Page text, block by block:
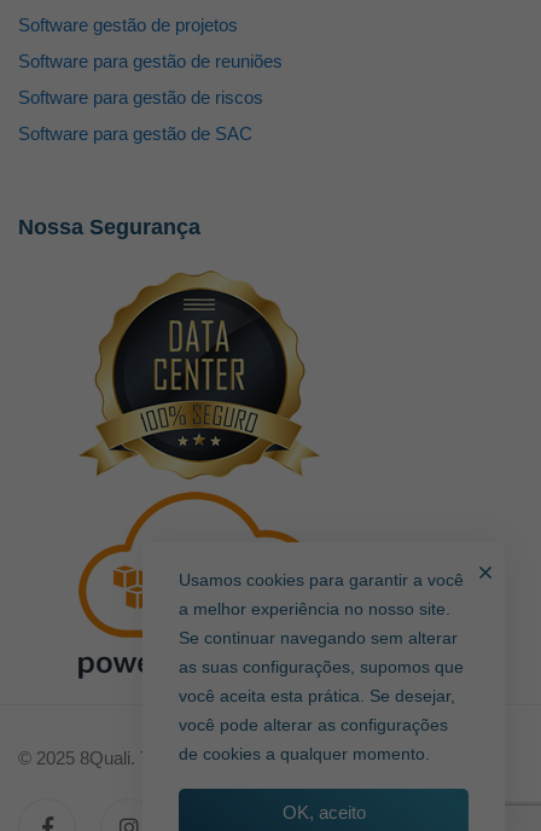
Software gestão de projetos
Software para gestão de reuniões
Software para gestão de riscos
Software para gestão de SAC
Nossa Segurança
© 2025 8Quali. Todos direitos reservados.
Usamos cookies para garantir a você
a melhor experiência no nosso site.
Se continuar navegando sem alterar
as suas configurações, supomos que
você aceita esta prática. Se desejar,
você pode alterar as configurações
de cookies a qualquer momento.
OK, aceito